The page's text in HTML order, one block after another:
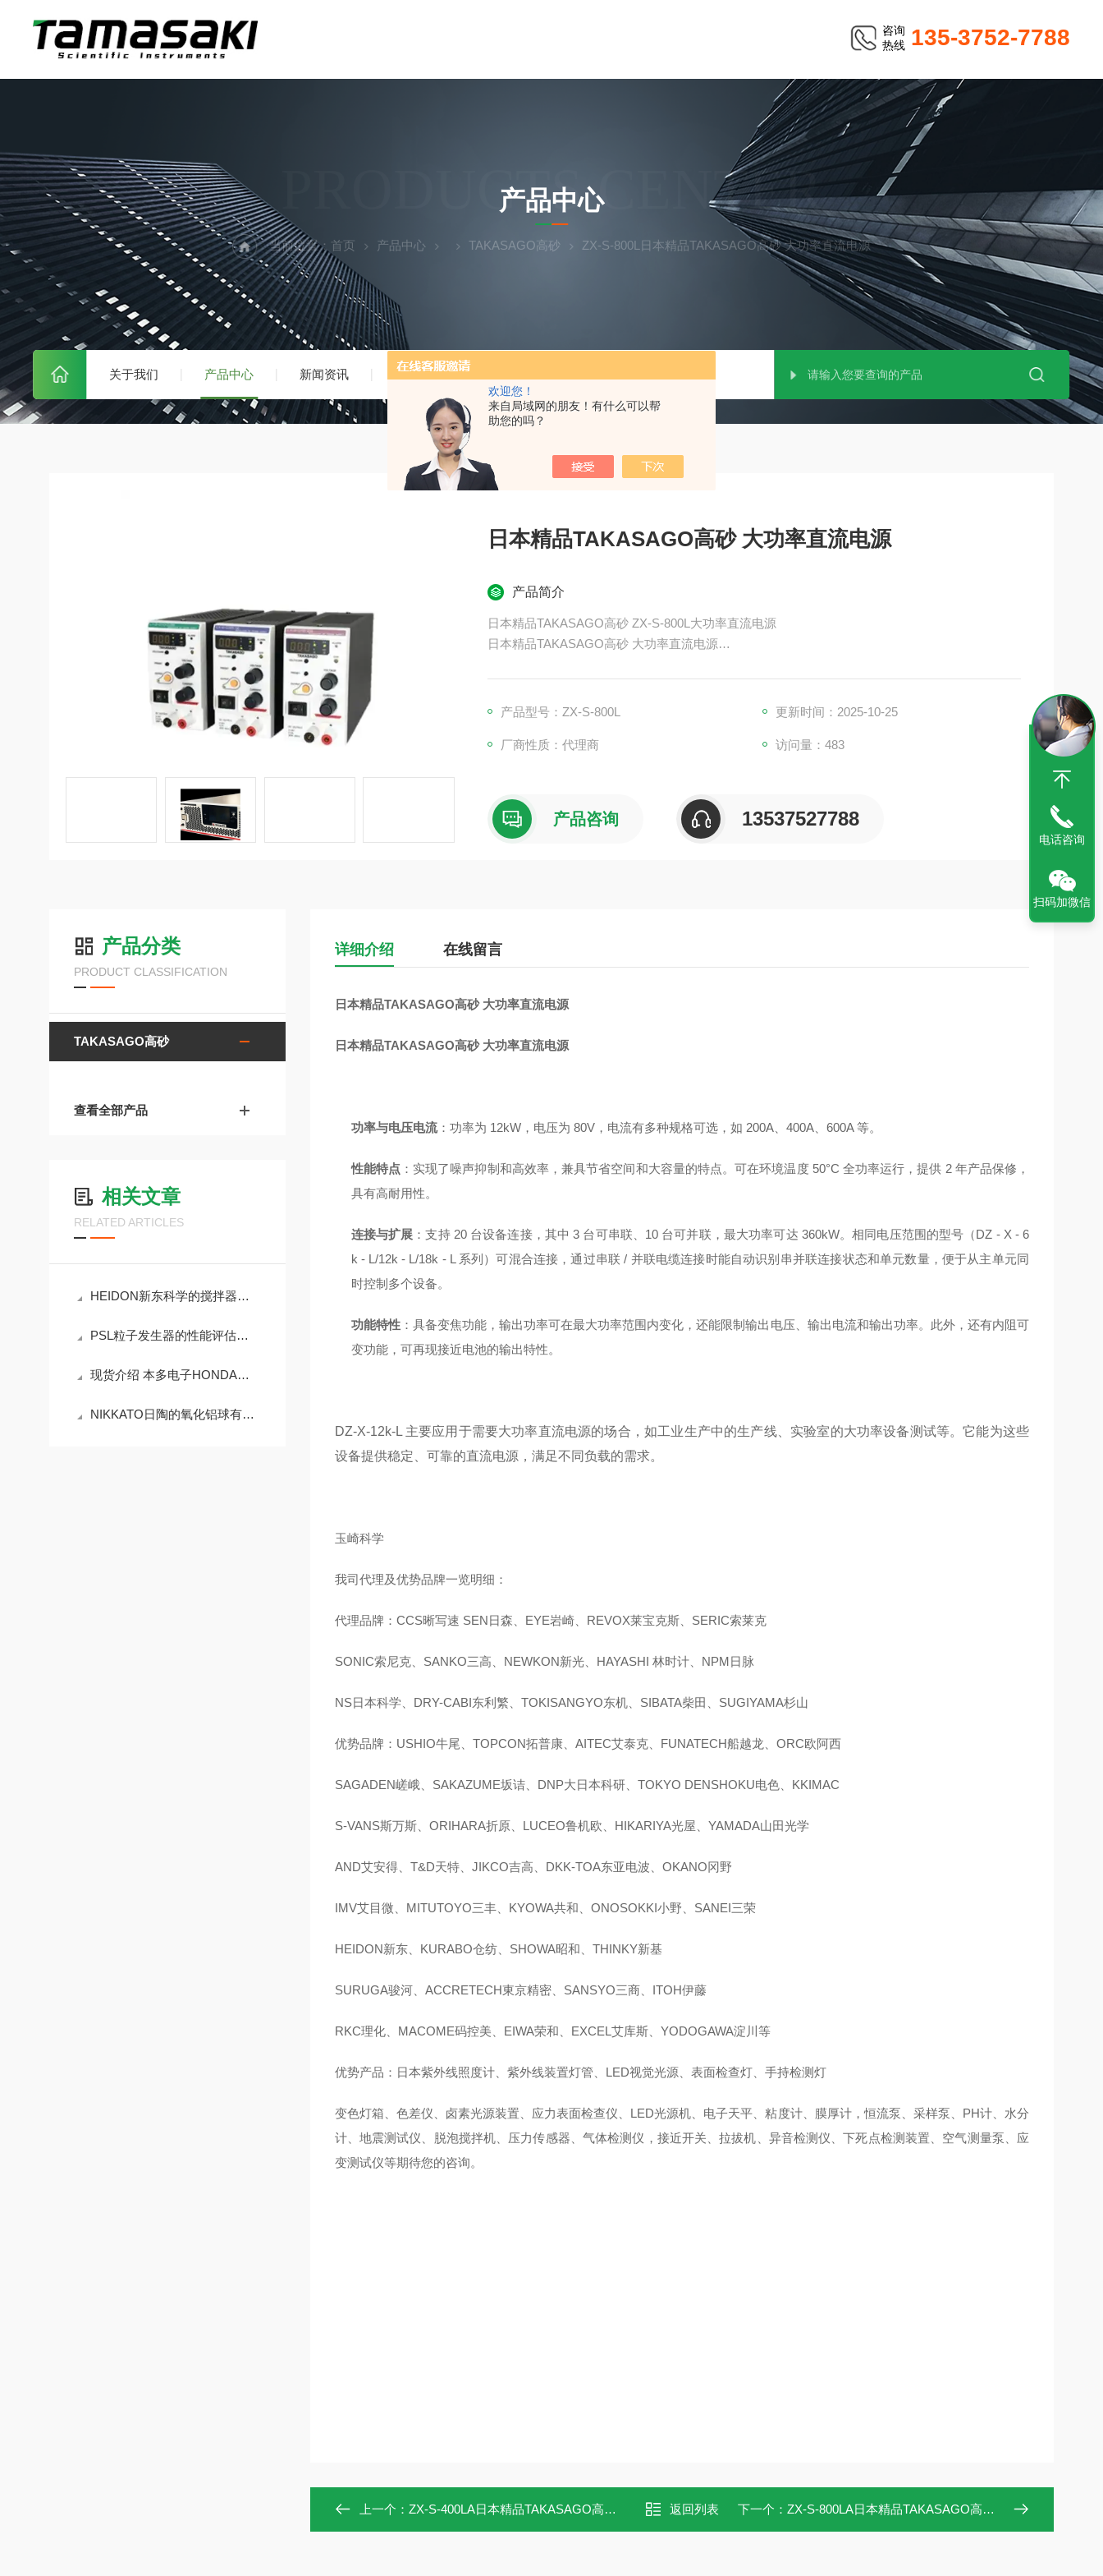
欢迎您！
来自局域网的朋友！有什么可以帮
助您的吗？
咨询
热线 135-3752-7788
关于我们 产品中心 新闻资讯 技术文章
PRODUCTS CENTER
产品中心
当前位置： 首页 产品中心 TAKASAGO高砂 ZX-S-800L日本精品TAKASAGO高砂 大功率直流电源
日本精品TAKASAGO高砂 大功率直流电源
产品简介
日本精品TAKASAGO高砂 ZX-S-800L大功率直流电源
日本精品TAKASAGO高砂 大功率直流电源
产品型号：ZX-S-800L
更新时间：2025-10-25
厂商性质：代理商 访问量：483
产品咨询 13537527788
产品分类
PRODUCT CLASSIFICATION
TAKASAGO高砂
查看全部产品
相关文章
RELATED ARTICLES
HEIDON新东科学的搅拌器有什么优势？
PSL粒子发生器的性能评估与质量控制方法
现货介绍 本多电子HONDA台式减压超声波清洗机WV-231-S1
NIKKATO日陶的氧化铝球有哪些优点？
详细介绍 在线留言
日本精品TAKASAGO高砂 大功率直流电源
日本精品TAKASAGO高砂 大功率直流电源
功率与电压电流：功率为 12kW，电压为 80V，电流有多种规格可选，如 200A、400A、600A 等。
性能特点 ：实现了噪声抑制和高效率，兼具节省空间和大容量的特点。可在环境温度 50°C 全功率运行，提供 2 年产品保修，
具有高耐用性。
连接与扩展 ：支持 20 台设备连接，其中 3 台可串联、10 台可并联，最大功率可达 360kW。相同电压范围的型号（DZ - X - 6
k - L/12k - L/18k - L 系列）可混合连接，通过串联 / 并联电缆连接时能自动识别串并联连接状态和单元数量，便于从主单元同
时控制多个设备。
功能特性：具备变焦功能，输出功率可在最大功率范围内变化，还能限制输出电压、输出电流和输出功率。此外，还有内阻可
变功能，可再现接近电池的输出特性。
DZ-X-12k-L 主要应用于需要大功率直流电源的场合，如工业生产中的生产线、实验室的大功率设备测试等。它能为这些
设备提供稳定、可靠的直流电源，满足不同负载的需求。
玉崎科学
我司代理及优势品牌一览明细：
代理品牌：CCS晰写速 SEN日森、EYE岩崎、REVOX莱宝克斯、SERIC索莱克
SONIC索尼克、SANKO三高、NEWKON新光、HAYASHI 林时计、NPM日脉
NS日本科学、DRY-CABI东利繁、TOKISANGYO东机、SIBATA柴田、SUGIYAMA杉山
优势品牌：USHIO牛尾、TOPCON拓普康、AITEC艾泰克、FUNATECH船越龙、ORC欧阿西
SAGADEN嵯峨、SAKAZUME坂诘、DNP大日本科研、TOKYO DENSHOKU电色、KKIMAC
S-VANS斯万斯、ORIHARA折原、LUCEO鲁机欧、HIKARIYA光屋、YAMADA山田光学
AND艾安得、T&D天特、JIKCO吉高、DKK-TOA东亚电波、OKANO冈野
IMV艾目微、MITUTOYO三丰、KYOWA共和、ONOSOKKI小野、SANEI三荣
HEIDON新东、KURABO仓纺、SHOWA昭和、THINKY新基
SURUGA骏河、ACCRETECH東京精密、SANSYO三商、ITOH伊藤
RKC理化、MACOME码控美、EIWA荣和、EXCEL艾库斯、YODOGAWA淀川等
优势产品：日本紫外线照度计、紫外线装置灯管、LED视觉光源、表面检查灯、手持检测灯
变色灯箱、色差仪、卤素光源装置、应力表面检查仪、LED光源机、电子天平、粘度计、膜厚计，恒流泵、采样泵、PH计、水分
计、地震测试仪、脱泡搅拌机、压力传感器、气体检测仪，接近开关、拉拔机、异音检测仪、下死点检测装置、空气测量泵、应
变测试仪等期待您的咨询。
上一个： ZX-S-400LA日本精品TAKASAGO高砂 大功率直流电源 返回列表 下一个： ZX-S-800LA日本精品TAKASAGO高砂 大功率直流电源
电话咨询
扫码加微信